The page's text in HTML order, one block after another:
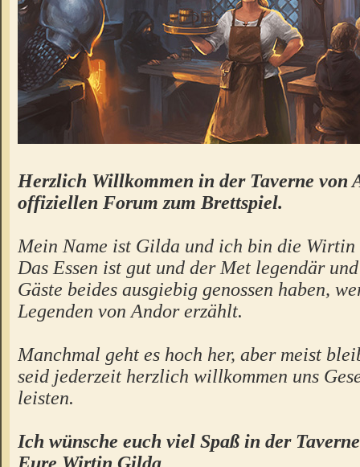
Herzlich Willkommen in der Taverne von
offiziellen Forum zum Brettspiel.
Mein Name ist Gilda und ich bin die Wirtin
Das Essen ist gut und der Met legendär
Gäste beides ausgiebig genossen haben,
Legenden von Andor erzählt.
Manchmal geht es hoch her, aber meist
seid jederzeit herzlich willkommen uns
leisten.
Ich wünsche euch viel Spaß in der
Eure Wirtin Gilda